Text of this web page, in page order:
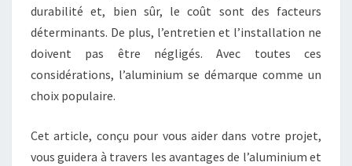
durabilité et, bien sûr, le coût sont des facteurs
déterminants. De plus, l’entretien et l’installation ne
doivent pas être négligés. Avec toutes ces
considérations, l’aluminium se démarque comme un
choix populaire.
Cet article, conçu pour vous aider dans votre projet,
vous guidera à travers les avantages de l’aluminium et